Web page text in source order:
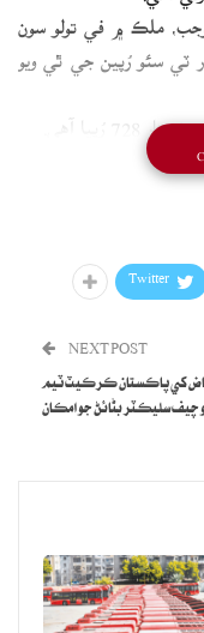
ملڪ ۾ في تولو سون
رُپيا سستو ٿيڻ کانپوءِ ٻه لک 14 هزار ٽي سئو رُپين جي ٿي ويو
Twitter
NEXT POST
کي پاڪستان ڪرڪيٽ ٽيم
چيف سليڪٽر بڻائڻ جو امڪان